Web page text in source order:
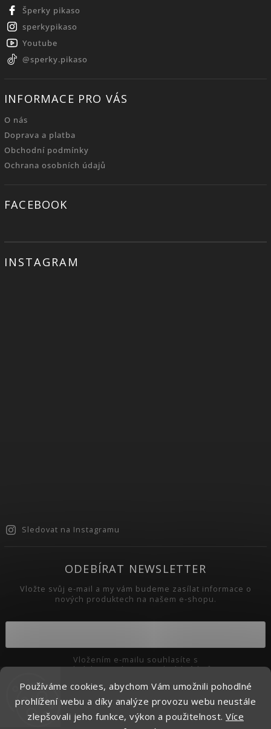
Používáme cookies, abychom Vám umožnili pohodlné
prohlížení webu a díky analýze provozu webu neustále
zlepšovali jeho funkce, výkon a použitelnost. Více
Šperky pikaso
sperkypikaso
Youtube
@sperky.pikaso
INFORMACE PRO VÁS
O nás
Doprava a platba
Obchodní podmínky
Ochrana osobních údajů
FACEBOOK
INSTAGRAM
Sledovat na Instagramu
ODEBÍRAT NEWSLETTER
Vložte svůj e-mail a my vám budeme zasílat informace o
nových produktech na našem e-shopu.
podmínkami ochrany osobních údajů
Přihlásit se